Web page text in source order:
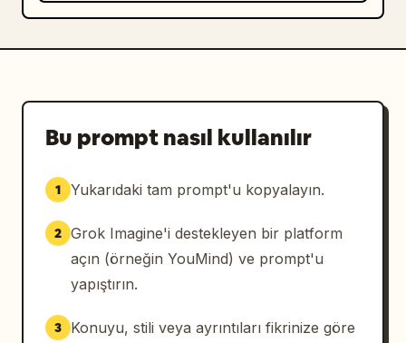
Bu prompt nasıl kullanılır
1 Yukarıdaki tam prompt'u kopyalayın.
2 Grok Imagine'i destekleyen bir platform
açın (örneğin YouMind) ve prompt'u
yapıştırın.
3
Konuyu, stili veya ayrıntıları fikrinize göre